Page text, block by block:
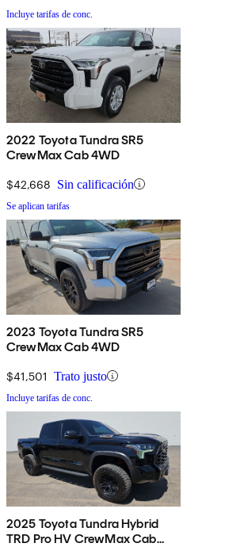
Incluye tarifas de conc.
2022 Toyota Tundra SR5
CrewMax Cab 4WD
$42,668 Sin calificación
Se aplican tarifas
2023 Toyota Tundra SR5
CrewMax Cab 4WD
$41,501 Trato justo
Incluye tarifas de conc.
2025 Toyota Tundra Hybrid
TRD Pro HV CrewMax Cab